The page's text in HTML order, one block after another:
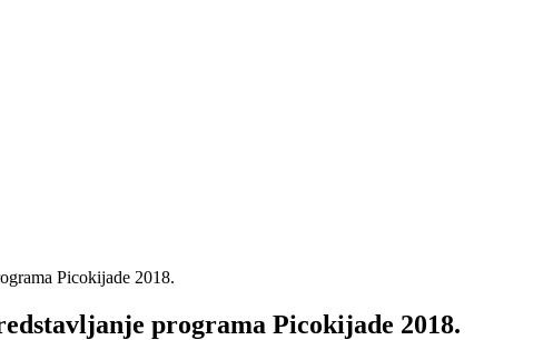
programa Picokijade 2018.